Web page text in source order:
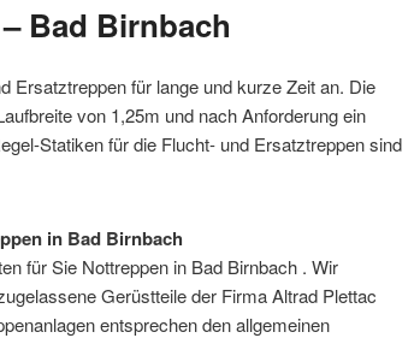
Bad Birnbach
Ersatztreppen für lange und kurze Zeit an. Die
von 1,25m und nach Anforderung ein
Statiken für die Flucht- und Ersatztreppen sind
in Bad Birnbach
für Sie Nottreppen in Bad Birnbach . Wir
Gerüstteile der Firma Altrad Plettac
entsprechen den allgemeinen